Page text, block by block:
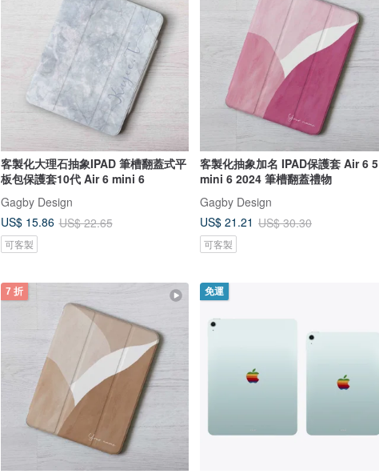
客製化大理石抽象IPAD 筆槽翻蓋式平
板包保護套10代 Air 6 mini 6
Gagby Design
US$ 15.86 US$ 22.65
可客製
客製化抽象加名 IPAD保護套 Air 6 5
mini 6 2024 筆槽翻蓋禮物
Gagby Design
US$ 21.21 US$ 30.30
可客製
7 折 免運